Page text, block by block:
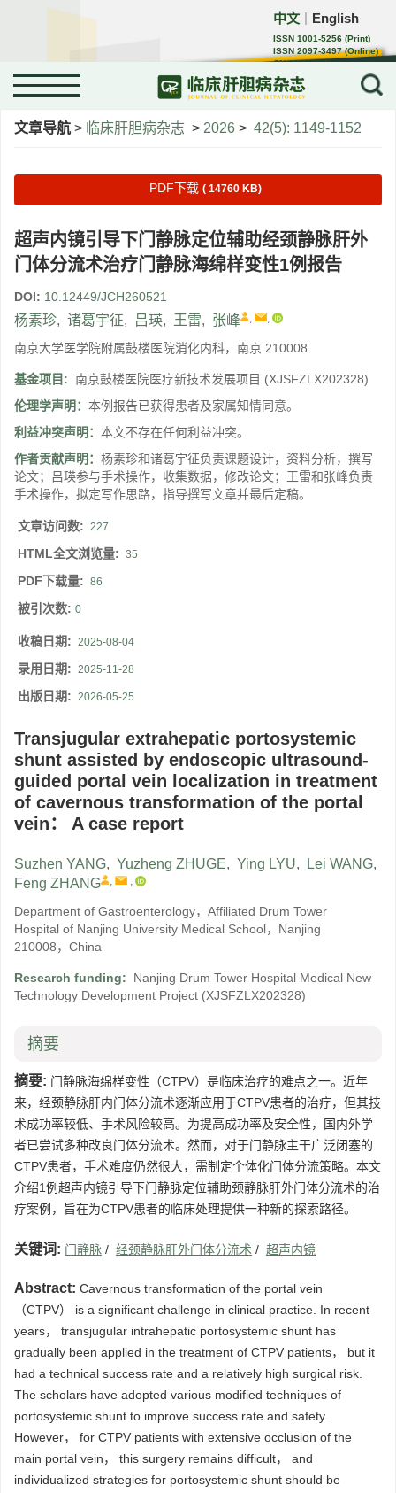
中文 English
ISSN 1001-5256 (Print)
ISSN 2097-3497 (Online)
CN 22-1108/R
文章导航 > 临床肝胆病杂志 > 2026 > 42(5): 1149-1152
PDF下载 ( 14760 KB)
超声内镜引导下门静脉定位辅助经颈静脉肝外
门体分流术治疗门静脉海绵样变性1例报告
DOI: 10.12449/JCH260521
杨素珍, 诸葛宇征, 吕瑛, 王雷, 张峰 , ,
南京大学医学院附属鼓楼医院消化内科，南京 210008
基金项目: 南京鼓楼医院医疗新技术发展项目 (XJSFZLX202328)
伦理学声明： 本例报告已获得患者及家属知情同意。
利益冲突声明： 本文不存在任何利益冲突。
作者贡献声明： 杨素珍和诸葛宇征负责课题设计，资料分析，撰写
论文；吕瑛参与手术操作，收集数据，修改论文；王雷和张峰负责
手术操作，拟定写作思路，指导撰写文章并最后定稿。
文章访问数: 227
HTML全文浏览量: 35
PDF下载量: 86
被引次数: 0
收稿日期: 2025-08-04
录用日期: 2025-11-28
出版日期: 2026-05-25
Transjugular extrahepatic portosystemic
shunt assisted by endoscopic ultrasound-
guided portal vein localization in treatment
of cavernous transformation of the portal
vein： A case report
Suzhen YANG, Yuzheng ZHUGE, Ying LYU, Lei WANG,
Feng ZHANG
, ,
Department of Gastroenterology，Affiliated Drum Tower
Hospital of Nanjing University Medical School，Nanjing
210008，China
Research funding:
Nanjing Drum Tower Hospital Medical New
Technology Development Project (XJSFZLX202328)
摘要
摘要: 门静脉海绵样变性（CTPV）是临床治疗的难点之一。近年
来，经颈静脉肝内门体分流术逐渐应用于CTPV患者的治疗，但其技
术成功率较低、手术风险较高。为提高成功率及安全性，国内外学
者已尝试多种改良门体分流术。然而，对于门静脉主干广泛闭塞的
CTPV患者，手术难度仍然很大，需制定个体化门体分流策略。本文
介绍1例超声内镜引导下门静脉定位辅助颈静脉肝外门体分流术的治
疗案例，旨在为CTPV患者的临床处理提供一种新的探索路径。
关键词: 门静脉 / 经颈静脉肝外门体分流术 / 超声内镜
Abstract: Cavernous transformation of the portal vein
（CTPV） is a significant challenge in clinical practice. In recent
years， transjugular intrahepatic portosystemic shunt has
gradually been applied in the treatment of CTPV patients， but it
had a technical success rate and a relatively high surgical risk.
The scholars have adopted various modified techniques of
portosystemic shunt to improve success rate and safety.
However， for CTPV patients with extensive occlusion of the
main portal vein， this surgery remains difficult， and
individualized strategies for portosystemic shunt should be